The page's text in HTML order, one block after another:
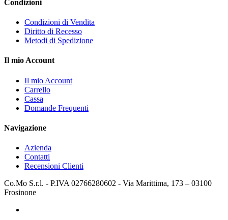
Condizioni
Condizioni di Vendita
Diritto di Recesso
Metodi di Spedizione
Il mio Account
Il mio Account
Carrello
Cassa
Domande Frequenti
Navigazione
Azienda
Contatti
Recensioni Clienti
Co.Mo S.r.l. - P.IVA 02766280602 - Via Marittima, 173 – 03100
Frosinone